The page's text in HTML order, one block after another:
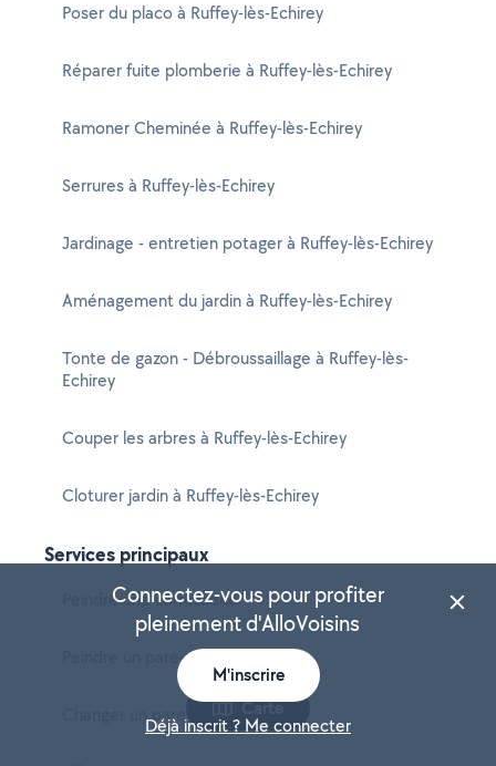
Poser du placo à Ruffey-lès-Echirey
Réparer fuite plomberie à Ruffey-lès-Echirey
Ramoner Cheminée à Ruffey-lès-Echirey
Serrures à Ruffey-lès-Echirey
Jardinage - entretien potager à Ruffey-lès-Echirey
Aménagement du jardin à Ruffey-lès-Echirey
Tonte de gazon - Débroussaillage à Ruffey-lès-
Echirey
Couper les arbres à Ruffey-lès-Echirey
Cloturer jardin à Ruffey-lès-Echirey
Services principaux
Peindre une carrosserie
Peindre un pare-choc
Changer un pare-choc Carte
Connectez-vous pour profiter
pleinement d'AlloVoisins
M'inscrire
Déjà inscrit ? Me connecter